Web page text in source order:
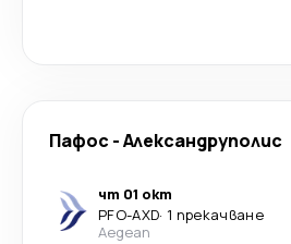
Пафос -Александруполис
чт 01 окт
PFO-AXD· 1 прекачване
Aegean